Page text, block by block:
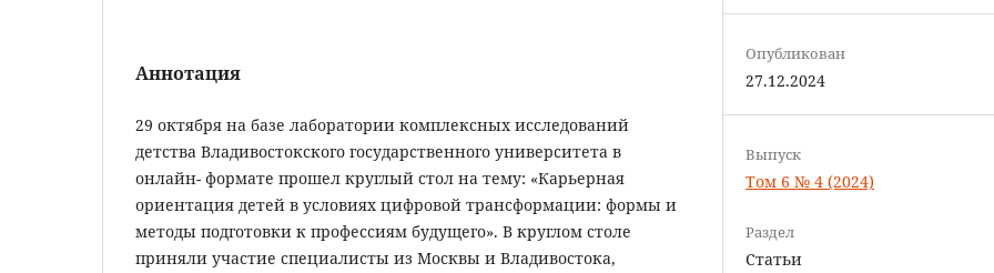
Аннотация
29 октября на базе лаборатории комплексных исследований
детства Владивостокского государственного университета в
онлайн- формате прошел круглый стол на тему: «Карьерная
ориентация детей в условиях цифровой трансформации: формы и
методы подготовки к профессиям будущего». В круглом столе
приняли участие специалисты из Москвы и Владивостока,
Опубликован
27.12.2024
Выпуск
Том 6 № 4 (2024)
Раздел
Статьи